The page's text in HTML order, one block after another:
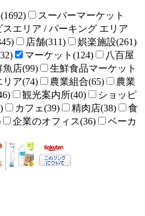
スーパーマーケット
スエリア / パーキング エリア
店舗(311)
娯楽施設(261)
マーケット(124)
八百屋
魚店(99)
生鮮食品マーケット
ア(74) 農業組合(65)
農業
観光案内所(40)
ショッピ
カフェ(39) 精肉店(38)
食
企業のオフィス(36)
ベーカ